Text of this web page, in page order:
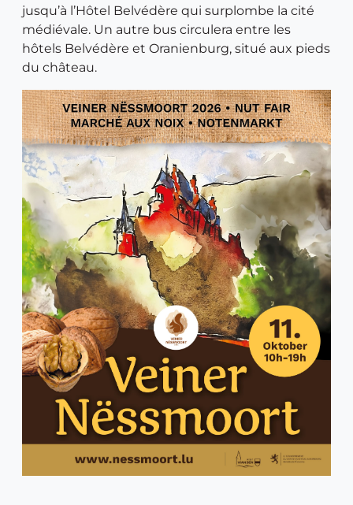
jusqu’à l’Hôtel Belvédère qui surplombe la cité
médiévale. Un autre bus circulera entre les
hôtels Belvédère et Oranienburg, situé aux pieds
du château.